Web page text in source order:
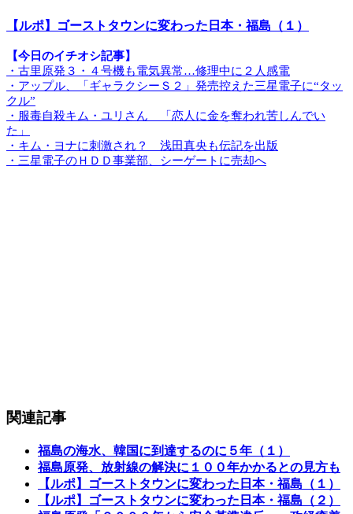
【ルポ】ゴーストタウンに変わった日本・福島（１）
【今日のイチオシ記事】
・古里原発３・４号機も電気異常…修理中に２人感電
・アップル、「ギャラクシーＳ２」発売控えた三星電子に“タッ
クル”
・服毒自殺キム・ユリさん 「恋人に金を奪われ苦しんでい
た」
・キム・ヨナに刺激され？ 浅田真央も伝記を出版
・三星電子のＨＤＤ事業部、シーゲートに売却へ
関連記事
福島の海水、韓国に到達するのに５年（１）
福島原発、放射線の解決に１００年かかるとの見方も
【ルポ】ゴーストタウンに変わった日本・福島（１）
【ルポ】ゴーストタウンに変わった日本・福島（２）